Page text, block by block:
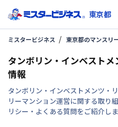
東京都
ミスタービジネス 東京都のマンスリ
タンボリン・インベスト
情報
タンボリン・インベストメンツ・
リーマンション運営に関する取り
リシー・よくある質問をご紹介しま